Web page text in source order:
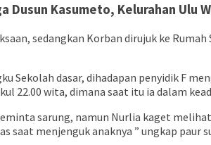
Kasumeto, Kelurahan Ulu
sedangkan Korban dirujuk ke
Sekolah dasar, dihadapan penyidik F
22.00 wita, dimana saat itu ia dalam
sarung, namun Nurlia kaget
saat menjenguk anaknya ” ungkap paur